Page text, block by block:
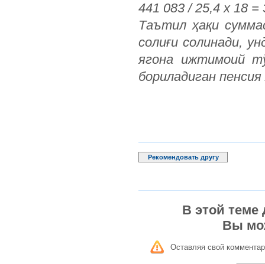
441 083 / 25,4 х 18
Таътил ҳақи
солиғи солинади,
ягона ижтимоий
бориладиган
Рекомендовать другу
В этой теме
Вы
Оставляя свой